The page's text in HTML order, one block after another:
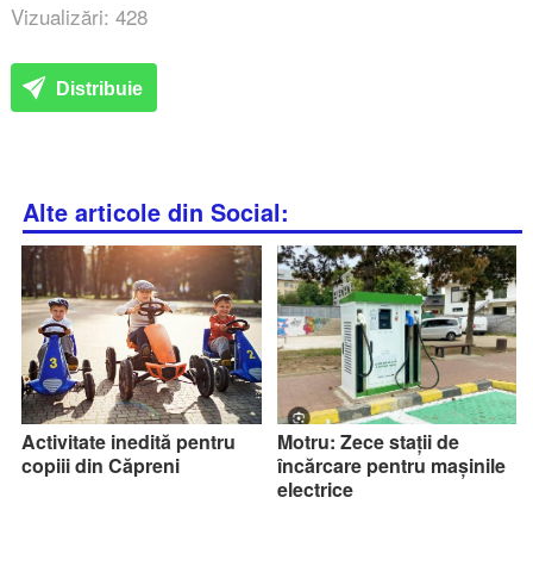
Vizualizări: 428
Distribuie
Alte articole din Social:
Activitate inedită pentru
copiii din Căpreni
Motru: Zece stații de
încărcare pentru mașinile
electrice